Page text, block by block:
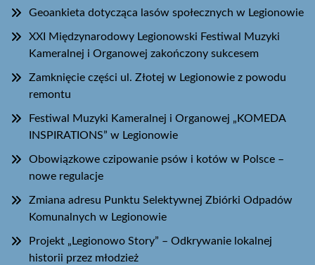
Geoankieta dotycząca lasów społecznych w Legionowie
XXI Międzynarodowy Legionowski Festiwal Muzyki
Kameralnej i Organowej zakończony sukcesem
Zamknięcie części ul. Złotej w Legionowie z powodu
remontu
Festiwal Muzyki Kameralnej i Organowej „KOMEDA
INSPIRATIONS” w Legionowie
Obowiązkowe czipowanie psów i kotów w Polsce –
nowe regulacje
Zmiana adresu Punktu Selektywnej Zbiórki Odpadów
Komunalnych w Legionowie
Projekt „Legionowo Story” – Odkrywanie lokalnej
historii przez młodzież